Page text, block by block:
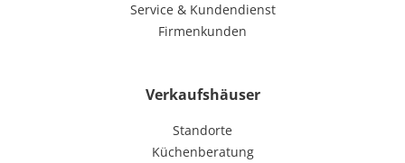
Service & Kundendienst
Firmenkunden
Verkaufshäuser
Standorte
Küchenberatung